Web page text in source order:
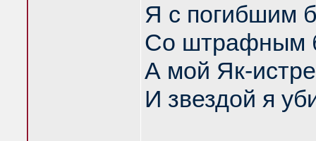
Я с погибшим
Со штрафным
А мой Як-
И звездой я